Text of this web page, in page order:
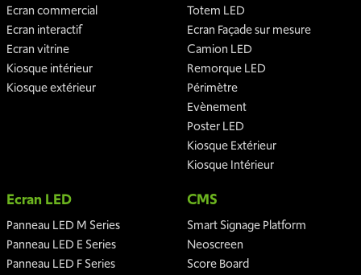
Ecran commercial
Ecran interactif
Ecran vitrine
Kiosque intérieur
Kiosque extérieur
Totem LED
Ecran Façade sur mesure
Camion LED
Remorque LED
Périmètre
Evènement
Poster LED
Kiosque Extérieur
Kiosque Intérieur
Ecran LED
Panneau LED M Series
Panneau LED E Series
Panneau LED F Series
CMS
Smart Signage Platform
Neoscreen
Score Board